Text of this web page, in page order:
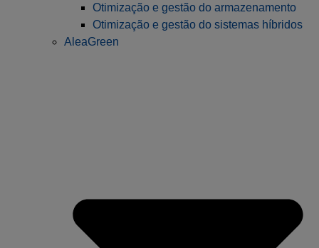
Otimização e gestão do armazenamento
Otimização e gestão do sistemas híbridos
AleaGreen